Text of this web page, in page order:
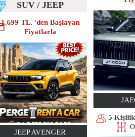
SUV / JEEP
1.699 TL. 'den Başlayan
Fiyatlarla
JEEP AVENGER
5 Kişilik